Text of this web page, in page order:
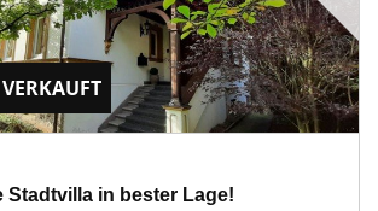
VERKAUFT
Stadtvilla in bester Lage!